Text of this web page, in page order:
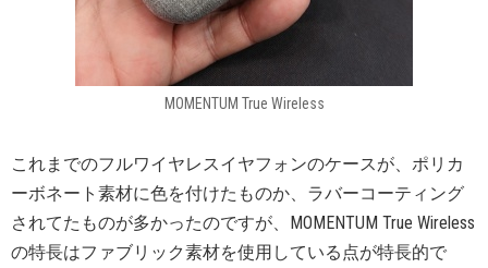
MOMENTUM True Wireless
これまでのフルワイヤレスイヤフォンのケースが、ポリカ
ーボネート素材に色を付けたものか、ラバーコーティング
されてたものが多かったのですが、MOMENTUM True Wireless
の特長はファブリック素材を使用している点が特長的で